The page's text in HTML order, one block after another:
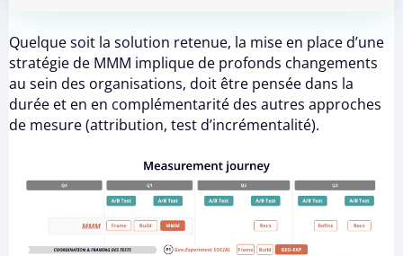
Quelque soit la solution retenue, la mise en place d’une
stratégie de MMM implique de profonds changements
au sein des organisations, doit être pensée dans la
durée et en en complémentarité des autres approches
de mesure (attribution, test d’incrémentalité).